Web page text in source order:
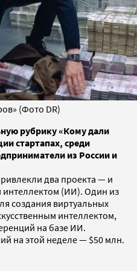
(Фото DR)
рубрику «Кому дали
стартапах, среди
из России и
два проекта — и
интеллектом (ИИ). Один из
создания виртуальных
интеллектом,
на базе ИИ.
на этой неделе — $50 млн.